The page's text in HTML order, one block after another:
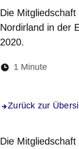
Die
Nordirland in der
2020.
Lesedauer:
1 Minute
Zurück zur
Die